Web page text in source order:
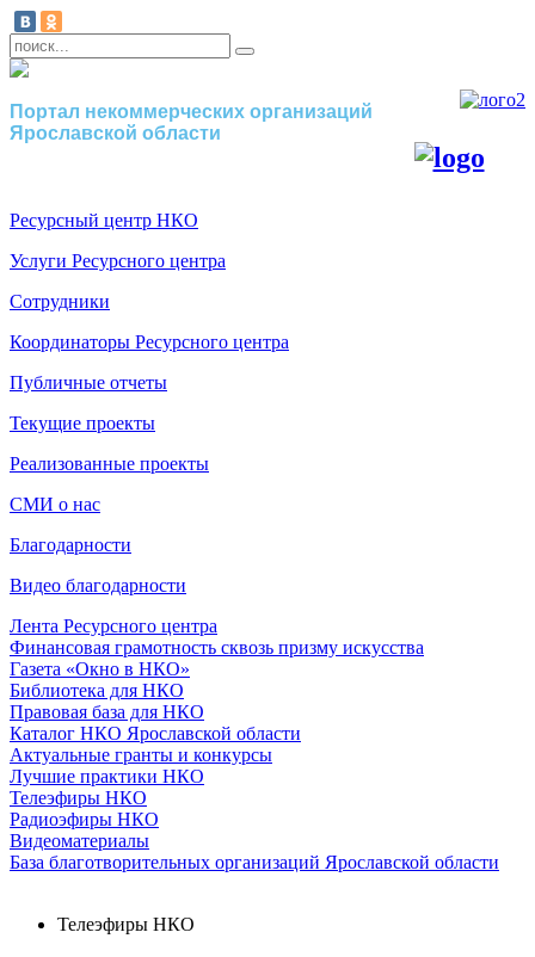
Портал некоммерческих организаций
Ярославской области
Ресурсный центр НКО
Услуги Ресурсного центра
Сотрудники
Координаторы Ресурсного центра
Публичные отчеты
Текущие проекты
Реализованные проекты
СМИ о нас
Благодарности
Видео благодарности
Лента Ресурсного центра
Финансовая грамотность сквозь призму искусства
Газета «Окно в НКО»
Библиотека для НКО
Правовая база для НКО
Каталог НКО Ярославской области
Актуальные гранты и конкурсы
Лучшие практики НКО
Телеэфиры НКО
Радиоэфиры НКО
Видеоматериалы
База благотворительных организаций Ярославской области
Телеэфиры НКО